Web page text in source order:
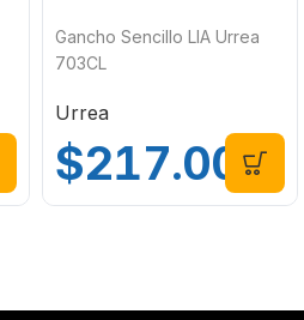
Gancho Sencillo LIA Urrea
703CL
Urrea
$217.00